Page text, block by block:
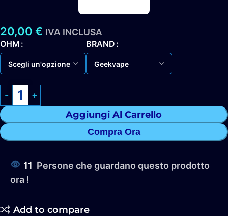
20,00 € IVA INCLUSA
OHM BRAND
Aggiungi Al Carrello
Compra Ora
11 Persone che guardano questo prodotto
ora !
Add to compare